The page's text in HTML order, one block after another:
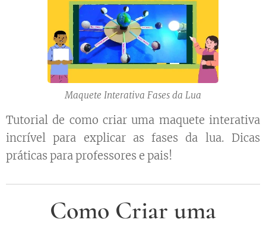
Maquete Interativa Fases da Lua
Tutorial de como criar uma maquete interativa
incrível para explicar as fases da lua. Dicas
práticas para professores e pais!
Como Criar uma